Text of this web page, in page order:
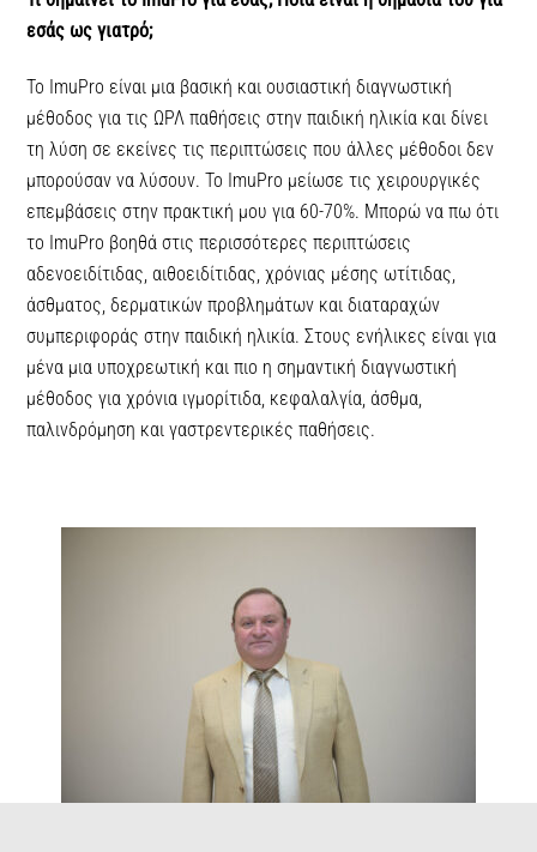
εσάς ως γιατρό;
Το ImuPro είναι μια βασική και ουσιαστική διαγνωστική
μέθοδος για τις ΩΡΛ παθήσεις στην παιδική ηλικία και δίνει
τη λύση σε εκείνες τις περιπτώσεις που άλλες μέθοδοι δεν
μπορούσαν να λύσουν. Το ImuPro μείωσε τις χειρουργικές
επεμβάσεις στην πρακτική μου για 60-70%. Μπορώ να πω ότι
το ImuPro βοηθά στις περισσότερες περιπτώσεις
αδενοειδίτιδας, αιθοειδίτιδας, χρόνιας μέσης ωτίτιδας,
άσθματος, δερματικών προβλημάτων και διαταραχών
συμπεριφοράς στην παιδική ηλικία. Στους ενήλικες είναι για
μένα μια υποχρεωτική και πιο η σημαντική διαγνωστική
μέθοδος για χρόνια ιγμορίτιδα, κεφαλαλγία, άσθμα,
παλινδρόμηση και γαστρεντερικές παθήσεις.